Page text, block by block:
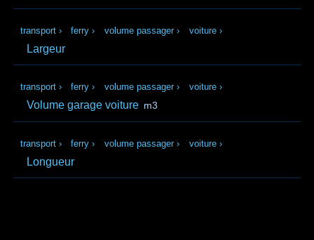
transport › ferry › volume passager › voiture ›
Largeur
transport › ferry › volume passager › voiture ›
Volume garage voiture m3
transport › ferry › volume passager › voiture ›
Longueur